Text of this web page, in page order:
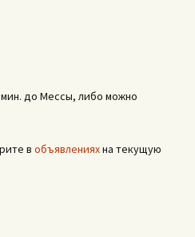
до Мессы, либо можно
в объявленияхна текущую